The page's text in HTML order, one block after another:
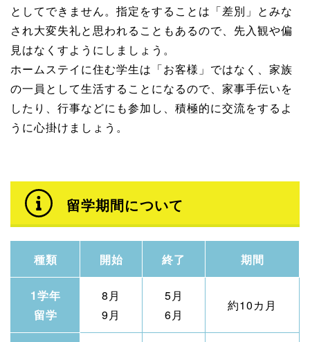
としてできません。指定をすることは「差別」とみな
され大変失礼と思われることもあるので、先入観や偏
見はなくすようにしましょう。
ホームステイに住む学生は「お客様」ではなく、家族
の一員として生活することになるので、家事手伝いを
したり、行事などにも参加し、積極的に交流をするよ
うに心掛けましょう。
留学期間について
種類 開始 終了 期間
1学年
留学
8月
9月
5月
6月
約10カ月